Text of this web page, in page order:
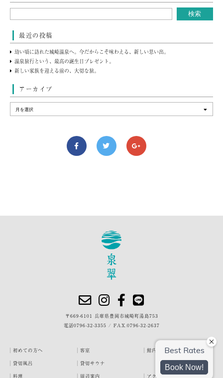
最近の投稿
幼い頃に訪れた城崎温泉へ。今だからこそ味わえる、新しい思い出。
温泉旅行という、最高の誕生日プレゼント。
新しい家族を迎える前の、大切な旅。
アーカイブ
〒669-6101 兵庫県豊岡市城崎町湯島753
電話0796-32-3355 / FAX.0796-32-2637
初めての方へ 客室
館内・施設
貸切風呂
貸切サウナ
料理
周辺案内 アクセス